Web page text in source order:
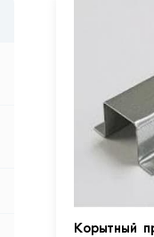
Корытный